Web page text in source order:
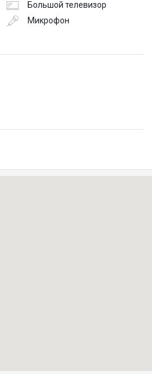
Большой телевизор
Микрофон